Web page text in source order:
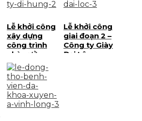
Lễ khởi công
xây dựng
công trình
nhà xưởng
công ty
TNHH MTV Di
Hưng
Lễ khởi công
giai đoạn 2 –
Công ty Giày
Đại Lộc,